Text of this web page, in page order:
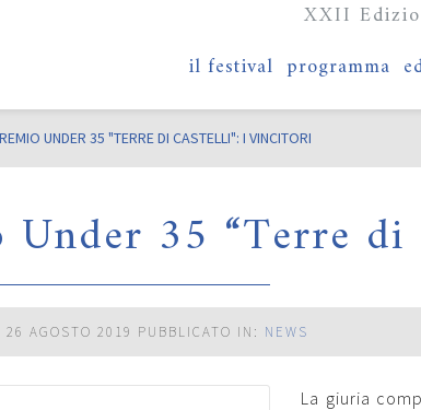
XXII
il festival programma
UNDER 35 "TERRE DI CASTELLI": I VINCITORI
Under 35 “Terre
AGOSTO 2019 PUBBLICATO IN: NEWS
La giuria